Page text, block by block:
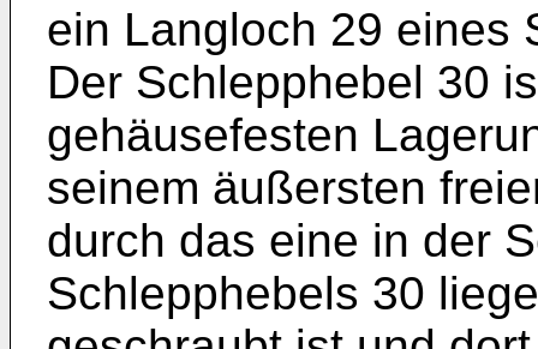
ein Langloch 29 eines
Der Schlepphebel 30
gehäusefesten
seinem äußersten
durch das eine in der
Schlepphebels 30